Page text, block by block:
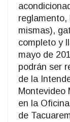
mismas),
completo y
mayo de
podrán ser
de la
Montevideo
en la
de